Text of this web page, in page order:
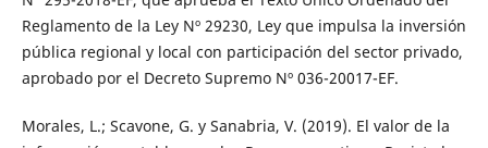
Reglamento de la Ley Nº 29230, Ley que impulsa la inversión
pública regional y local con participación del sector privado,
aprobado por el Decreto Supremo Nº 036-20017-EF.
Morales, L.; Scavone, G. y Sanabria, V. (2019). El valor de la